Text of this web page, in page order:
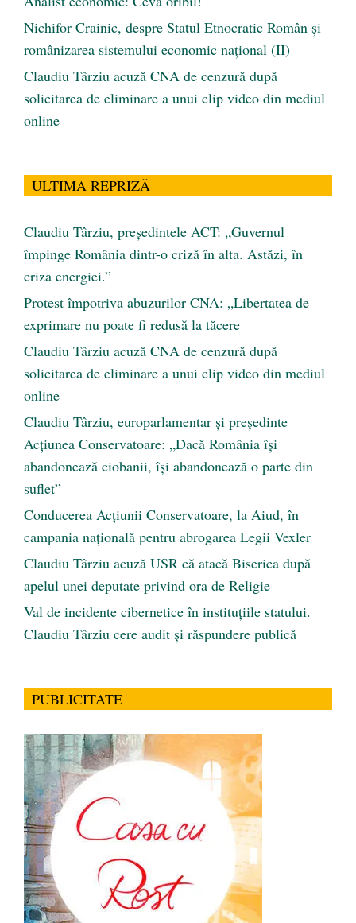
Nichifor Crainic, despre Statul Etnocratic Român şi
românizarea sistemului economic naţional (II)
Claudiu Târziu acuză CNA de cenzură după
solicitarea de eliminare a unui clip video din mediul
online
ULTIMA REPRIZĂ
Claudiu Târziu, președintele ACT: „Guvernul
împinge România dintr-o criză în alta. Astăzi, în
criza energiei.”
Protest împotriva abuzurilor CNA: „Libertatea de
exprimare nu poate fi redusă la tăcere
Claudiu Târziu acuză CNA de cenzură după
solicitarea de eliminare a unui clip video din mediul
online
Claudiu Târziu, europarlamentar și președinte
Acțiunea Conservatoare: „Dacă România își
abandonează ciobanii, își abandonează o parte din
suflet”
Conducerea Acțiunii Conservatoare, la Aiud, în
campania națională pentru abrogarea Legii Vexler
Claudiu Târziu acuză USR că atacă Biserica după
apelul unei deputate privind ora de Religie
Val de incidente cibernetice în instituțiile statului.
Claudiu Târziu cere audit și răspundere publică
PUBLICITATE